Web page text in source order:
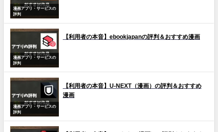
漫画アプリ・サービスの
評判
漫画アプリ・サービスの
評判
【利用者の本音】ebookjapanの評判＆おすすめ漫画
漫画アプリ・サービスの
評判
【利用者の本音】U-NEXT（漫画）の評判＆おすすめ
漫画